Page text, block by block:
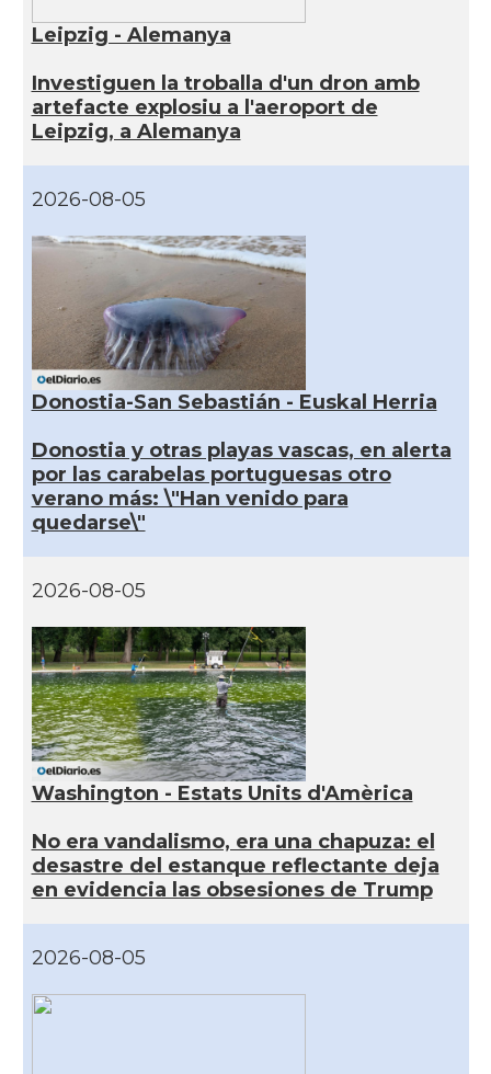
Leipzig - Alemanya
Investiguen la troballa d'un dron amb
artefacte explosiu a l'aeroport de
Leipzig, a Alemanya
2026-08-05
Donostia-San Sebastián - Euskal Herria
Donostia y otras playas vascas, en alerta
por las carabelas portuguesas otro
verano más: \"Han venido para
quedarse\"
2026-08-05
Washington - Estats Units d'Amèrica
No era vandalismo, era una chapuza: el
desastre del estanque reflectante deja
en evidencia las obsesiones de Trump
2026-08-05